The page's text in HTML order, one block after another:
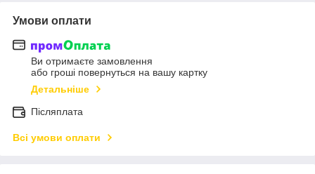
Умови оплати
Ви отримаєте замовлення
або гроші повернуться на вашу картку
Детальніше
Післяплата
Всі умови оплати